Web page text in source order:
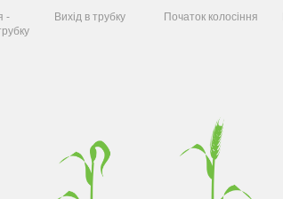
-
Вихід в трубку Початок колосіння